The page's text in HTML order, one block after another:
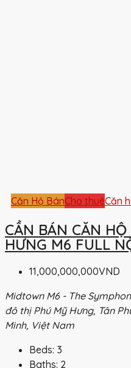
Căn Hộ BánCho thuêCăn
CẦN BÁN CĂN
HƯNG M6 FULL
11,000,000,000VND
Midtown M6 - The
đô thị Phú Mỹ Hưng, Tân
Minh, Việt Nam
Beds: 3
Baths: 2